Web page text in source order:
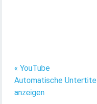
« YouTube
Automatische Untertitel
anzeigen